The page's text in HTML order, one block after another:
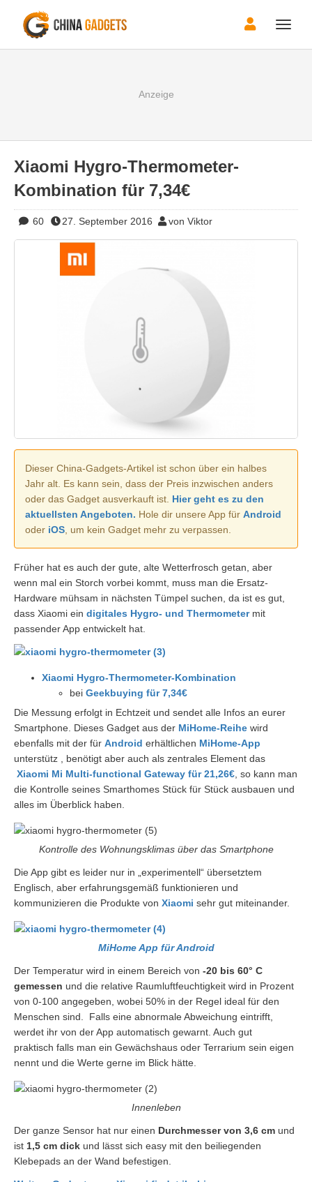
Toggle
Xiaomi Hygro-Thermometer-
Kombination für 7,34€
60 27. September 2016 von Viktor
Dieser China-Gadgets-Artikel ist schon über ein halbes
Jahr alt. Es kann sein, dass der Preis inzwischen anders
oder das Gadget ausverkauft ist. Hier geht es zu den
aktuellsten Angeboten. Hole dir unsere App für Android
oder iOS , um kein Gadget mehr zu verpassen.
Früher hat es auch der gute, alte Wetterfrosch getan, aber
wenn mal ein Storch vorbei kommt, muss man die Ersatz-
Hardware mühsam in nächsten Tümpel suchen, da ist es gut,
dass Xiaomi ein digitales Hygro- und Thermometermit
passender App entwickelt hat.
Xiaomi Hygro-Thermometer-Kombination
bei Geekbuying für 7,34€
Die Messung erfolgt in Echtzeit und sendet alle Infos an eurer
Smartphone. Dieses Gadget aus der MiHome-Reihe wird
ebenfalls mit der für Android erhältlichen MiHome-App
unterstütz , benötigt aber auch als zentrales Element das
Xiaomi Mi Multi-functional Gateway für 21,26€ , so kann man
die Kontrolle seines Smarthomes Stück für Stück ausbauen und
alles im Überblick haben.
Kontrolle des Wohnungsklimas über das Smartphone
Die App gibt es leider nur in „experimentell“ übersetztem
Englisch, aber erfahrungsgemäß funktionieren und
kommunizieren die Produkte von Xiaomi sehr gut miteinander.
MiHome App für Android
Der Temperatur wird in einem Bereich von -20 bis 60° C
gemessen und die relative Raumluftfeuchtigkeit wird in Prozent
von 0-100 angegeben, wobei 50% in der Regel ideal für den
Menschen sind. Falls eine abnormale Abweichung eintrifft,
werdet ihr von der App automatisch gewarnt. Auch gut
praktisch falls man ein Gewächshaus oder Terrarium sein eigen
nennt und die Werte gerne im Blick hätte.
Innenleben
Der ganze Sensor hat nur einen Durchmesser von 3,6 cm und
ist 1,5 cm dick und lässt sich easy mit den beiliegenden
Klebepads an der Wand befestigen.